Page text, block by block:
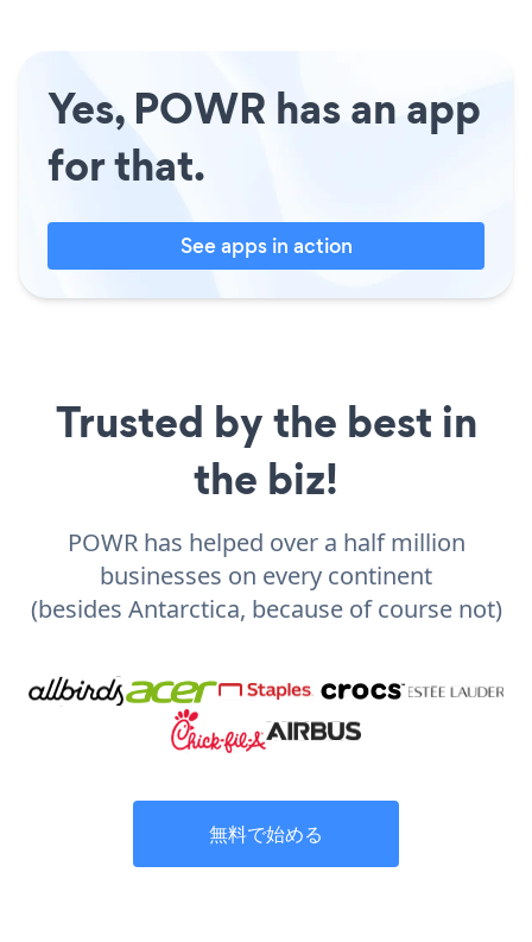
Yes, POWR has an app
for that.
See apps in action
Trusted by the best in
the biz!
POWR has helped over a half million
businesses on every continent
(besides Antarctica, because of course not)
無料で始める